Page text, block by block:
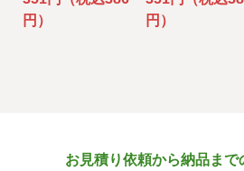
その場合には、当社において最善の
ご本人からの求めにより、当社が
円）
円）
お見積り依頼から納品まで